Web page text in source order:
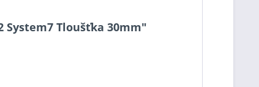
System7 Tloušťka 30mm"